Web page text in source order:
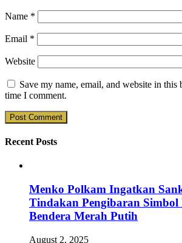
Name *
Email *
Website
Save my name, email, and website in this
time I comment.
Recent Posts
Menko Polkam Ingatkan
Tindakan Pengibaran Simbol
Bendera Merah Putih
August 2, 2025